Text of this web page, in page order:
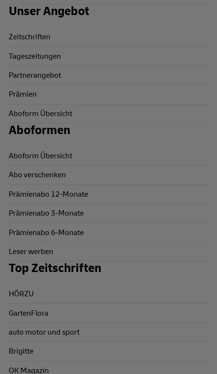
Unser Angebot
Zeitschriften
Tageszeitungen
Partnerangebot
Prämien
Aboform Übersicht
Aboformen
Aboform Übersicht
Abo verschenken
Prämienabo 12-Monate
Prämienabo 3-Monate
Prämienabo 6-Monate
Leser werben
Top Zeitschriften
HÖRZU
GartenFlora
auto motor und sport
Brigitte
OK Magazin